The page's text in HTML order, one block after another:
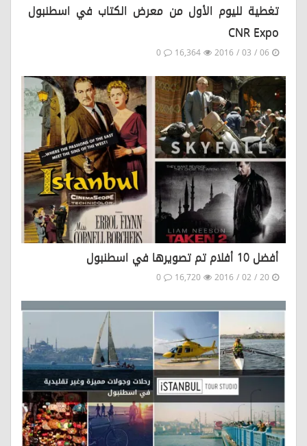
تغطية لليوم الأول من معرض الكتاب في اسطنبول
CNR Expo
أفضل 10 أفلام تم تصويرها في اسطنبول